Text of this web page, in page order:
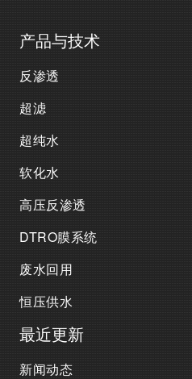
产品与技术
反渗透
超滤
超纯水
软化水
高压反渗透
DTRO膜系统
废水回用
恒压供水
最近更新
新闻动态